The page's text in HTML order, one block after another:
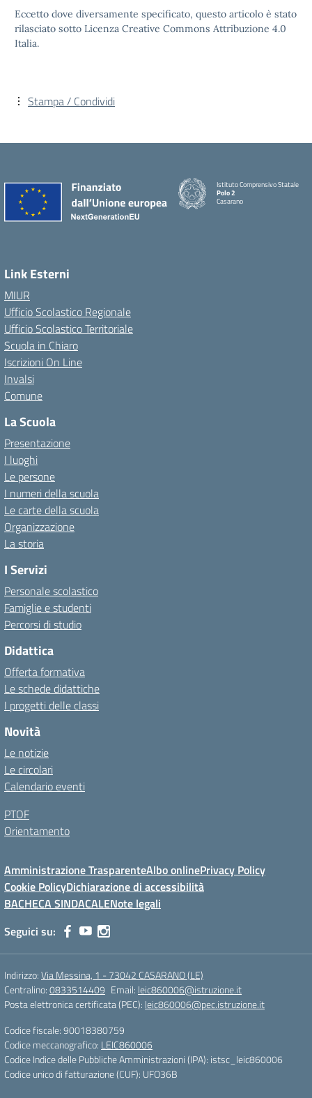
Eccetto dove diversamente specificato, questo articolo è stato
rilasciato sotto Licenza Creative Commons Attribuzione 4.0
Italia.
Stampa / Condividi
Istituto Comprensivo Statale
Polo 2
Casarano
Link Esterni
MIUR
Ufficio Scolastico Regionale
Ufficio Scolastico Territoriale
Scuola in Chiaro
Iscrizioni On Line
Invalsi
Comune
La Scuola
Presentazione
I luoghi
Le persone
I numeri della scuola
Le carte della scuola
Organizzazione
La storia
I Servizi
Personale scolastico
Famiglie e studenti
Percorsi di studio
Didattica
Offerta formativa
Le schede didattiche
I progetti delle classi
Novità
Le notizie
Le circolari
Calendario eventi
PTOF
Orientamento
Amministrazione TrasparenteAlbo onlinePrivacy Policy
Cookie PolicyDichiarazione di accessibilità
BACHECA SINDACALENote legali
Seguici su:
Indirizzo:Via Messina, 1 - 73042 CASARANO (LE)
Centralino:0833514409 Email: leic860006@istruzione.it
Posta elettronica certificata (PEC): leic860006@pec.istruzione.it
Codice fiscale: 90018380759
Codice meccanografico: LEIC860006
Codice Indice delle Pubbliche Amministrazioni (IPA): istsc_leic860006
Codice unico di fatturazione (CUF): UFO36B